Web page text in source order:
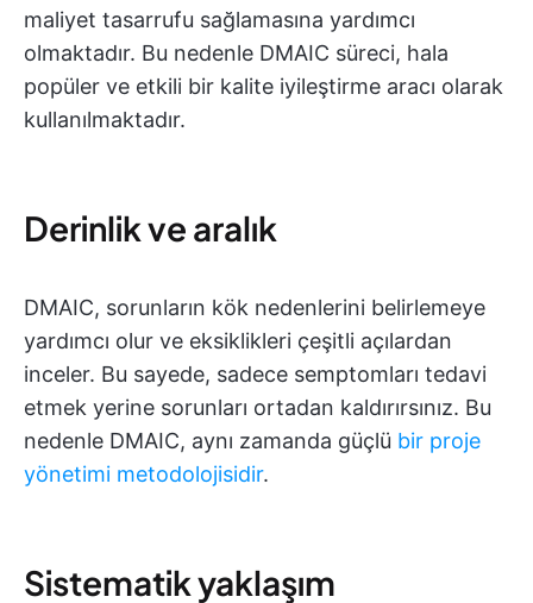
maliyet tasarrufu sağlamasına yardımcı
olmaktadır. Bu nedenle DMAIC süreci, hala
popüler ve etkili bir kalite iyileştirme aracı olarak
kullanılmaktadır.
Derinlik ve aralık
DMAIC, sorunların kök nedenlerini belirlemeye
yardımcı olur ve eksiklikleri çeşitli açılardan
inceler. Bu sayede, sadece semptomları tedavi
etmek yerine sorunları ortadan kaldırırsınız. Bu
nedenle DMAIC, aynı zamanda güçlü bir proje
yönetimi metodolojisidir.
Sistematik yaklaşım